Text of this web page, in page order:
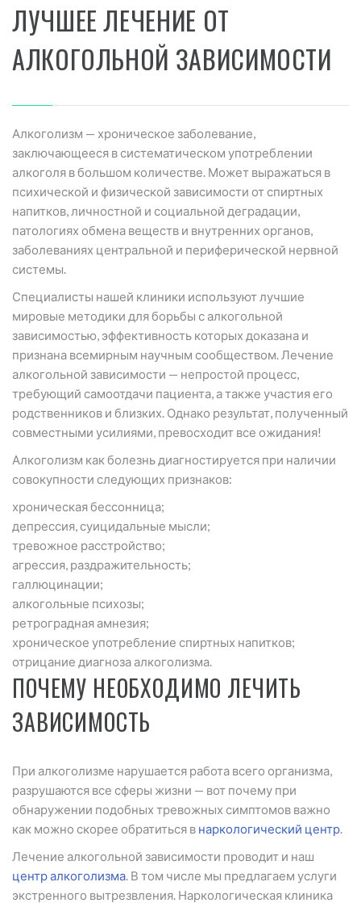
ЛУЧШЕЕ ЛЕЧЕНИЕ ОТ
АЛКОГОЛЬНОЙ ЗАВИСИМОСТИ
Алкоголизм — хроническое заболевание,
заключающееся в систематическом употреблении
алкоголя в большом количестве. Может выражаться в
психической и физической зависимости от спиртных
напитков, личностной и социальной деградации,
патологиях обмена веществ и внутренних органов,
заболеваниях центральной и периферической нервной
системы.
Специалисты нашей клиники используют лучшие
мировые методики для борьбы с алкогольной
зависимостью, эффективность которых доказана и
признана всемирным научным сообществом. Лечение
алкогольной зависимости — непростой процесс,
требующий самоотдачи пациента, а также участия его
родственников и близких. Однако результат, полученный
совместными усилиями, превосходит все ожидания!
Алкоголизм как болезнь диагностируется при наличии
совокупности следующих признаков:
хроническая бессонница;
депрессия, суицидальные мысли;
тревожное расстройство;
агрессия, раздражительность;
галлюцинации;
алкогольные психозы;
ретроградная амнезия;
хроническое употребление спиртных напитков;
отрицание диагноза алкоголизма.
ПОЧЕМУ НЕОБХОДИМО ЛЕЧИТЬ
ЗАВИСИМОСТЬ
При алкоголизме нарушается работа всего организма,
разрушаются все сферы жизни — вот почему при
обнаружении подобных тревожных симптомов важно
как можно скорее обратиться в наркологический центр.
Лечение алкогольной зависимости проводит и наш
центр алкоголизма. В том числе мы предлагаем услуги
экстренного вытрезвления. Наркологическая клиника